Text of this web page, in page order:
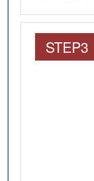
STEP3